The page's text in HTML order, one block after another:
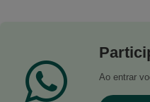
Ao entrar